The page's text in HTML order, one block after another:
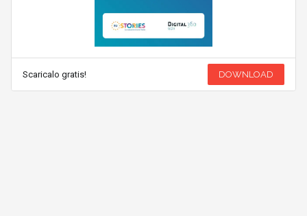
Scaricalo gratis! DOWNLOAD